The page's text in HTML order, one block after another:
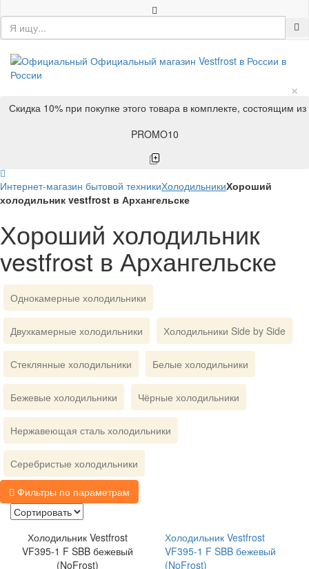
×
Скидка 10% при покупке этого товара в комплекте, состоящим
PROMO10
Интернет-магазин бытовой техникиХолодильникиХороший
холодильник vestfrost в Архангельске
Хороший холодильник
vestfrost в Архангельске
Однокамерные холодильники
Двухкамерные холодильники Холодильники Side by Side
Стеклянные холодильники Белые холодильники
Бежевые холодильники Чёрные холодильники
Нержавеющая сталь холодильники
Серебристые холодильники
Фильтры по параметрам
Холодильник Vestfrost
VF395-1 F SBB бежевый
(NoFrost)
Холодильник Vestfrost
VF395-1 F SBB бежевый
(NoFrost)